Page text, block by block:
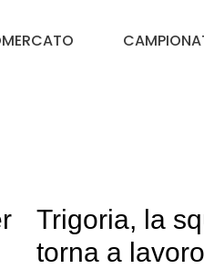
Trigoria, la
torna a